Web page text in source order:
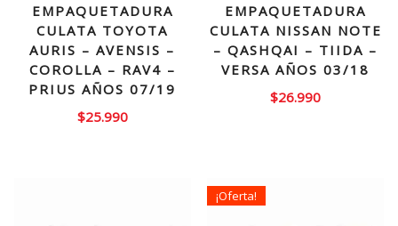
EMPAQUETADURA
CULATA TOYOTA
AURIS – AVENSIS –
COROLLA – RAV4 –
PRIUS AÑOS 07/19
$25.990
EMPAQUETADURA
CULATA NISSAN NOTE
– QASHQAI – TIIDA –
VERSA AÑOS 03/18
$26.990
¡Oferta!